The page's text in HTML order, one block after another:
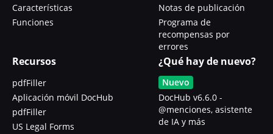
Características
Funciones
Notas de publicación
Programa de
recompensas por
errores
Recursos
pdfFiller
Aplicación móvil DocHub
pdfFiller
US Legal Forms
¿Qué hay de nuevo?
Nuevo
DocHub v6.6.0 -
@menciones, asistente
de IA y más